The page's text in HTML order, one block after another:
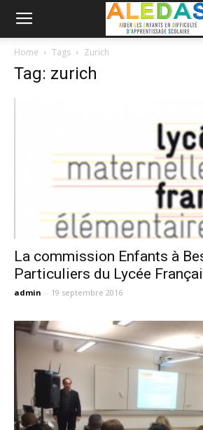
Home Tags Zurich
Tag: zurich
La commission Enfants à
Particuliers du Lycée
admin - 19 septembre 2016